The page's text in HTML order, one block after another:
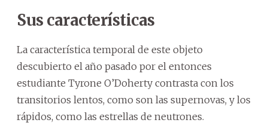
Sus características
La característica temporal de este objeto
descubierto el año pasado por el entonces
estudiante Tyrone O’Doherty contrasta con los
transitorios lentos, como son las supernovas, y los
rápidos, como las estrellas de neutrones.